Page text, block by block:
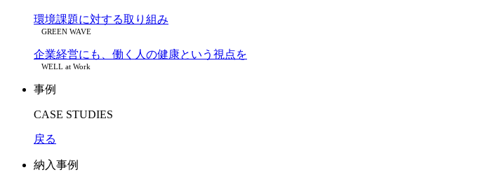
環境課題に対する取り組み
GREEN WAVE
企業経営にも、働く人の健康という視点を
WELL at Work
事例
CASE STUDIES
戻る
納入事例